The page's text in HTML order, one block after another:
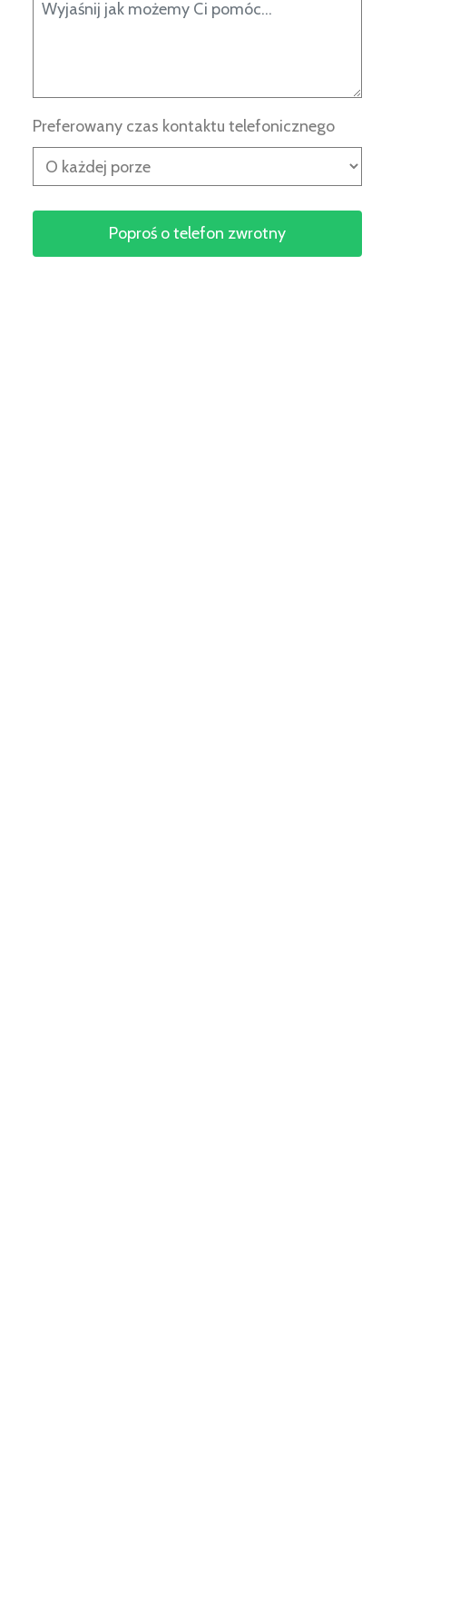
Preferowany czas kontaktu telefonicznego